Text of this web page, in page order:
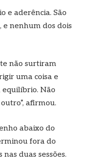
e aderência. São
e nenhum dos dois
não surtiram
uma coisa e
Não
afirmou.
abaixo do
fora do
duas sessões.